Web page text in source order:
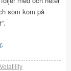
som kom på
.
.
Volatility